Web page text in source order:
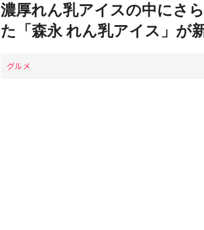
濃厚れん乳アイスの中にさ
た「森永 れん乳アイス」が
グルメ